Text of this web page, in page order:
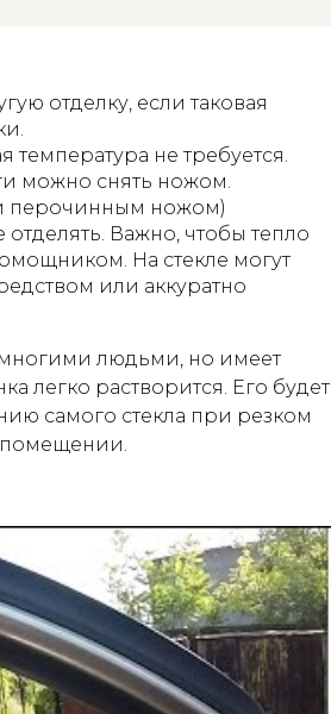
отделку, если таковая
не требуется.
можно снять ножом.
перочинным ножом)
Важно, чтобы тепло
На стекле могут
или аккуратно
многими людьми, но имеет
легко растворится. Его будет
самого стекла при резком
помещении.